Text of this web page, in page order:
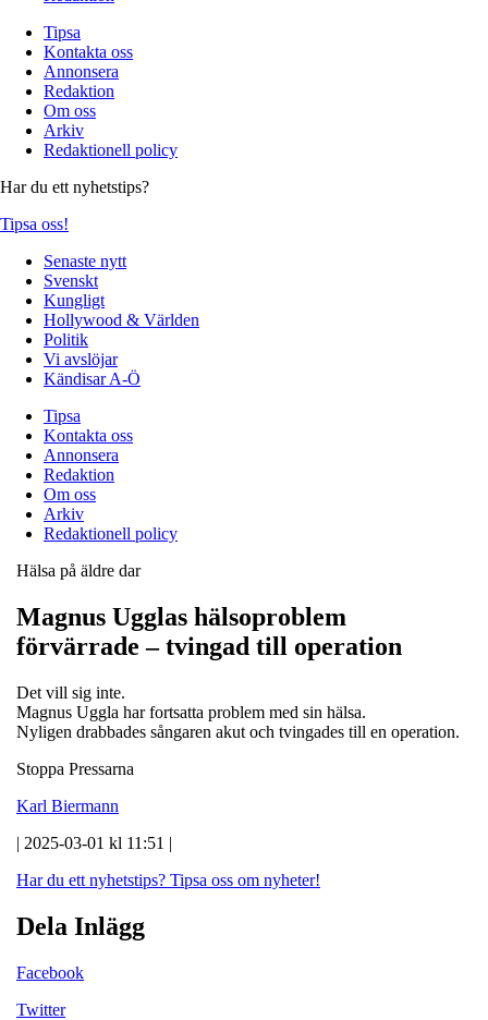
Tipsa
Kontakta oss
Annonsera
Redaktion
Om oss
Arkiv
Redaktionell policy
Har du ett nyhetstips?
Tipsa oss!
Senaste nytt
Svenskt
Kungligt
Hollywood & Världen
Politik
Vi avslöjar
Kändisar A-Ö
Tipsa
Kontakta oss
Annonsera
Redaktion
Om oss
Arkiv
Redaktionell policy
Hälsa på äldre dar
Magnus Ugglas hälsoproblem
förvärrade – tvingad till operation
Det vill sig inte.
Magnus Uggla har fortsatta problem med sin hälsa.
Nyligen drabbades sångaren akut och tvingades till en operation.
Stoppa Pressarna
Karl Biermann
| 2025-03-01 kl 11:51 |
Har du ett nyhetstips? Tipsa oss om nyheter!
Dela Inlägg
Facebook
Twitter